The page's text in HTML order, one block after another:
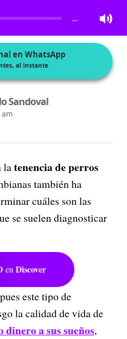
…
en WhatsApp
al instante
Sandoval
am
latenencia de perros
también ha
cuáles son las
se suelen diagnosticar
en Discover
este tipo de
la calidad de vida de
dinero a sus sueños,